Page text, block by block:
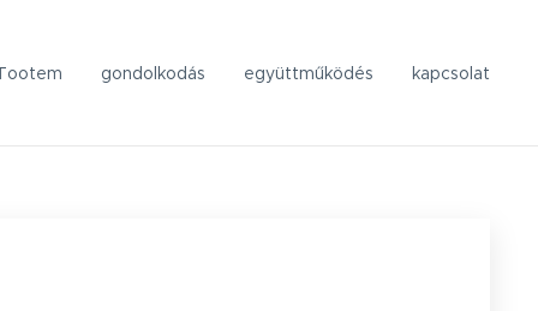
gondolkodás együttműködés kapcsolat